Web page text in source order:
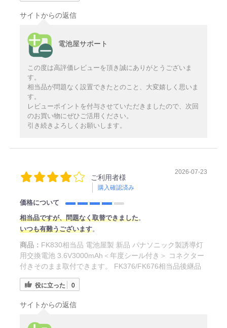
サイトからの返信
電池屋サポート
この度は高評価レビューを頂き誠にありがとうございま
す。
相当品が問題なく設置できたとのこと、大変嬉しく思いま
す。
レビューポイントを付与させていただきましたので、次回
のお買い物にぜひご活用ください。
引き続きよろしくお願いします。
ご利用者様
購入確認済み
2026-07-23
価格について
相当品ですが、問題なく取替できました。
いつも有難うございます。
商品： FK830相当品 電池屋製 新品 パナソニック製誘導灯
用交換電池 3.6V3000mAh＜年度シール付き＞ コネクター
付きそのまま取付できます。 FK376/FK676相当品後継品
役に立った 0
サイトからの返信